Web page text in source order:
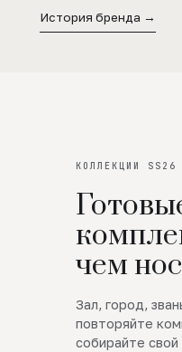
История бренда →
КОЛЛЕКЦИИ SS26
чем
Зал, город,
повторяйте
собирайте